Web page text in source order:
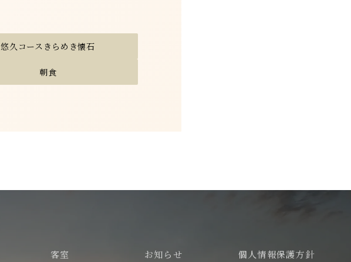
悠久コースきらめき懐石
朝食
客室 お知らせ 個人情報保護方針